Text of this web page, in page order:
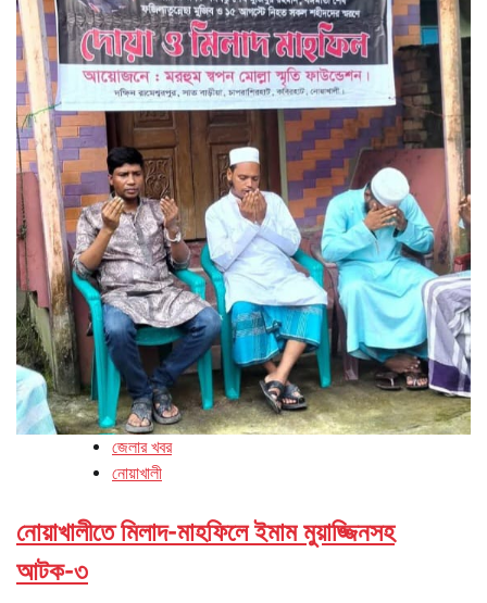
জেলার খবর
নোয়াখালী
নোয়াখালীতে মিলাদ-মাহফিলে ইমাম মুয়াজ্জিনসহ
আটক-৩